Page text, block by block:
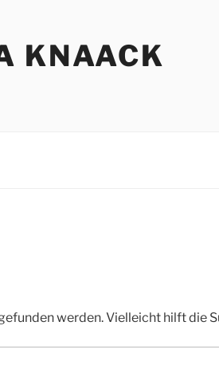
KNAACK
werden. Vielleicht hilft die